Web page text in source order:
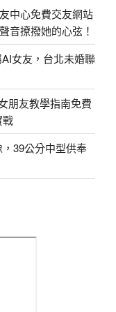
中心免費交友網站
音撩撥她的心弦！
女友，台北未婚聯
朋友教學指南免費
戰
39公分中型供奉